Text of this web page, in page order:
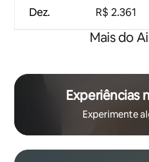
Dez. R$ 2.361
Mais do
Experiências
Experimente